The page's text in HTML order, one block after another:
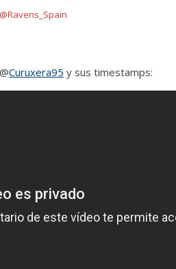
@Ravens_Spain
Curuxera95 y sus timestamps: